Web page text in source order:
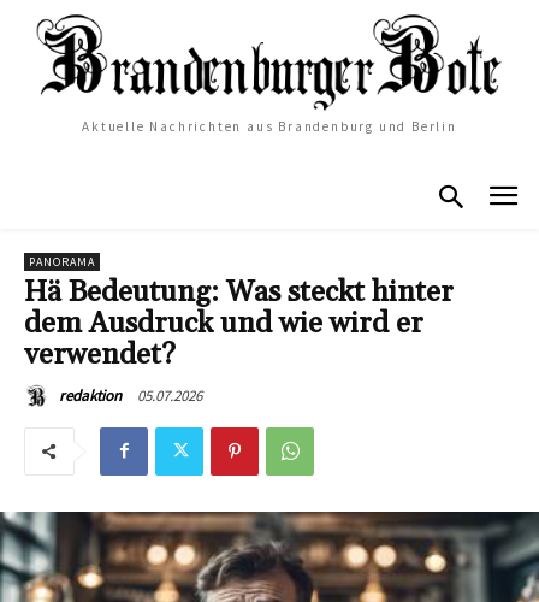
Aktuelle Nachrichten aus Brandenburg und Berlin
PANORAMA
Hä Bedeutung: Was steckt hinter
dem Ausdruck und wie wird er
verwendet?
redaktion 05.07.2026